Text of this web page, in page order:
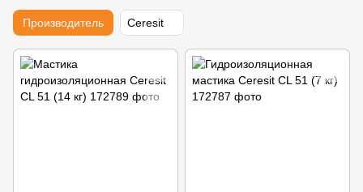
Производитель Ceresit